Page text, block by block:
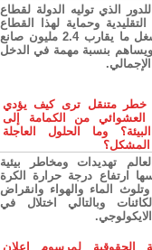
الذي توليه الدولة لقطاع
وحماية لهذا القطاع
الذي يشغل ما يقارب 2.4 مليون صانع
بنسبة مهمة في الدخل
خطر متنقل ترى كيف يؤدي
من الكمامة إلى
وما الحلول العاجلة
تهديدات ومخاطر بيئية
ارتفاع درجة حرارة الكرة
الماء والهواء وانقراض
وبالتالي اختلال في
الحقوقية لمرسوم إعلان